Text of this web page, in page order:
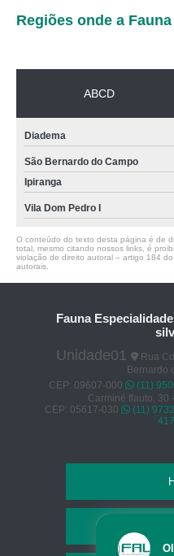
Regiões onde a
ABCD
Diadema
São Bernardo do Campo
Ipiranga
Vila Dom Pedro I
O conteúdo do texto desta página é de
total, mesmo citando nossos links, é
violação de direito autoral – artigo 184
autorais
Fauna
Unidade01
Rua
Bernardo
CEP: 09607-000
(11)
Carminé flauto, 30
CEP: 05617-030
(11)